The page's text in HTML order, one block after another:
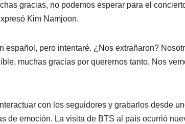
gracias, no podemos esperar para el
Kim Namjoon.
español, pero intentaré. ¿Nos extrañaron?
muchas gracias por querernos tanto. Nos
con los seguidores y grabarlos desde
de emoción. La visita de BTS al país ocurrió